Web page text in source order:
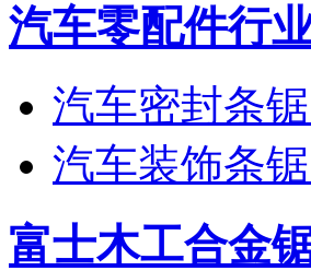
汽车零配件行
汽车密封条
汽车装饰条
富士木工合金